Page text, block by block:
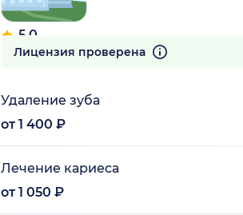
5.0
11 отзывов
Лицензия проверена
Удаление зуба
от 1 400 ₽
Лечение кариеса
от 1 050 ₽